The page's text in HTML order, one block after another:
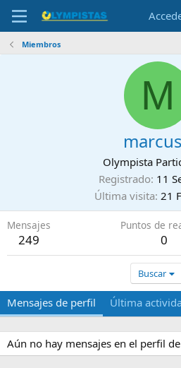
Miembros
M
Olympista
Registrado 11
Última visita 21
Mensajes
249
Puntos de
0
Buscar
Mensajes de perfil Última
Aún no hay mensajes en el perfil